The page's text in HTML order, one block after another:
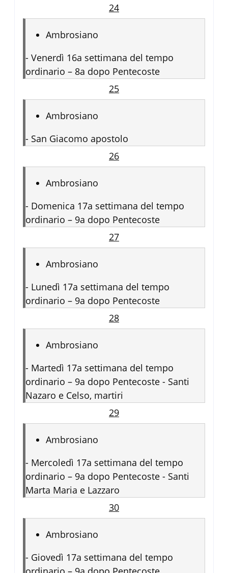
24
Ambrosiano
- Venerdì 16a settimana del tempo
ordinario – 8a dopo Pentecoste
25
Ambrosiano
- San Giacomo apostolo
26
Ambrosiano
- Domenica 17a settimana del tempo
ordinario – 9a dopo Pentecoste
27
Ambrosiano
- Lunedì 17a settimana del tempo
ordinario – 9a dopo Pentecoste
28
Ambrosiano
- Martedì 17a settimana del tempo
ordinario – 9a dopo Pentecoste - Santi
Nazaro e Celso, martiri
29
Ambrosiano
- Mercoledì 17a settimana del tempo
ordinario – 9a dopo Pentecoste - Santi
Marta Maria e Lazzaro
30
Ambrosiano
- Giovedì 17a settimana del tempo